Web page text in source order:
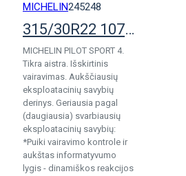
MICHELIN245248
315/30R22 107Y Michelin Pilot Sport 4 S
MICHELIN PILOT SPORT 4.
Tikra aistra. Išskirtinis
vairavimas. Aukščiausių
eksploatacinių savybių
derinys. Geriausia pagal
(daugiausia) svarbiausių
eksploatacinių savybių:
*Puiki vairavimo kontrole ir
aukštas informatyvumo
lygis - dinamiškos reakcijos